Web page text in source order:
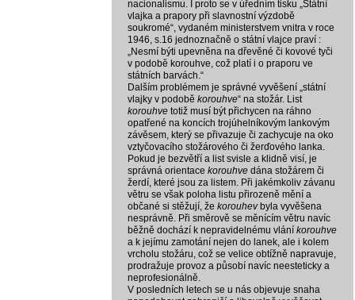
nacionalismu. I proto se v úředním tisku „Státní
vlajka a prapory při slavnostní výzdobě
soukromé“, vydaném ministerstvem vnitra v roce
1946, s.16 jednoznačně o státní vlajce praví :
„Nesmí býti upevněna na dřevěné či kovové tyči
v podobě korouhve, což platí i o praporu ve
státních barvách.“
Dalším problémem je správné vyvěšení „státní
vlajky v podoběkorouhve“ na stožár. List
korouhve totiž musí být přichycen na ráhno
opatřené na koncích trojúhelníkovým lankovým
závěsem, který se přivazuje či zachycuje na oko
vztyčovacího stožárového či žerďového lanka.
Pokud je bezvětří a list svisle a klidně visí, je
správná orientacekorouhve dána stožárem či
žerdí, které jsou za listem. Při jakémkoliv závanu
větru se však poloha listu přirozeně mění a
občané si stěžují, žekorouhevbyla vyvěšena
nesprávně. Při směrově se měnícím větru navíc
běžně dochází k nepravidelnému vláníkorouhve
a k jejímu zamotání nejen do lanek, ale i kolem
vrcholu stožáru, což se velice obtížně napravuje,
prodražuje provoz a působí navíc neesteticky a
neprofesionálně.
V posledních letech se u nás objevuje snaha